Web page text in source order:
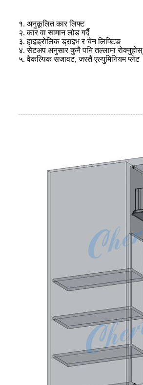
१. अनुकूलित कार लिफ्ट
२. कार वा सामान लोड गर्दै
३. हाइड्रोलिक ड्राइभ र चेन लिफ्टिङ
४. सेटअप अनुसार कुनै पनि तल्लामा रोक्नुहोस्
५. वैकल्पिक सजावट, जस्तै एल्युमिनियम प्लेट